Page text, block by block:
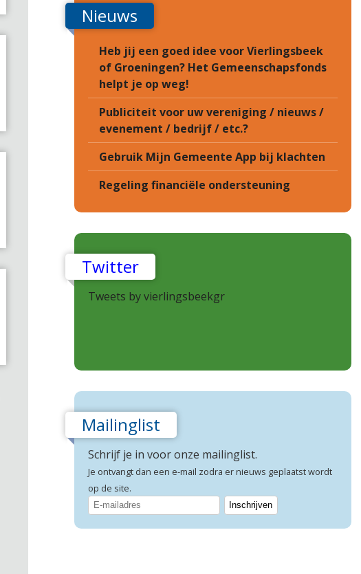
Nieuws
Heb jij een goed idee voor Vierlingsbeek
of Groeningen? Het Gemeenschapsfonds
helpt je op weg!
Publiciteit voor uw vereniging / nieuws /
evenement / bedrijf / etc.?
Gebruik Mijn Gemeente App bij klachten
Regeling financiële ondersteuning
Twitter
Tweets by vierlingsbeekgr
Mailinglist
Schrijf je in voor onze mailinglist.
Je ontvangt dan een e-mail zodra er nieuws geplaatst wordt
op de site.